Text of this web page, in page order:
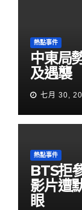
熱點事件
中東局
及遇襲
七月 30,
熱點事件
BTS拒
影片遭
眼